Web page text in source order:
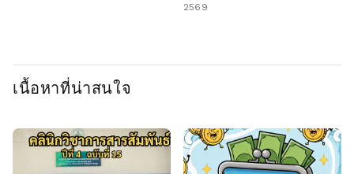
2569
เนื้อหาที่น่าสนใจ